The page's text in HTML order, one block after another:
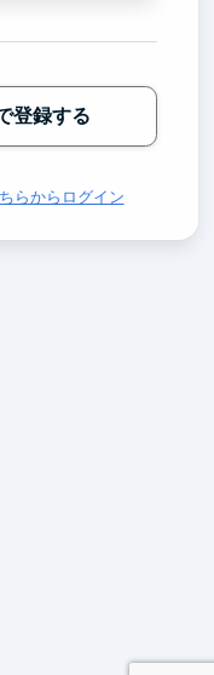
登録する
らからログイン